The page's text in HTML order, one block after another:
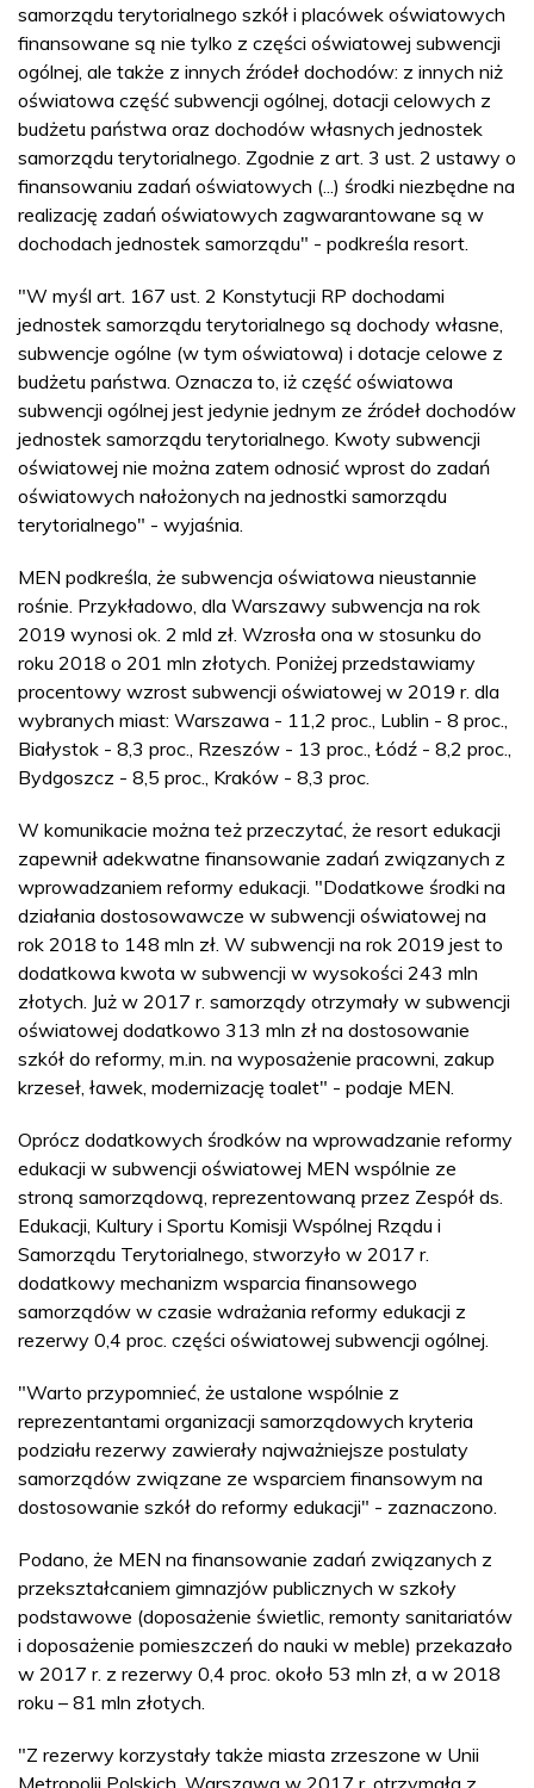
samorządu terytorialnego szkół i placówek oświatowych
finansowane są nie tylko z części oświatowej subwencji
ogólnej, ale także z innych źródeł dochodów: z innych niż
oświatowa część subwencji ogólnej, dotacji celowych z
budżetu państwa oraz dochodów własnych jednostek
samorządu terytorialnego. Zgodnie z art. 3 ust. 2 ustawy o
finansowaniu zadań oświatowych (...) środki niezbędne na
realizację zadań oświatowych zagwarantowane są w
dochodach jednostek samorządu" - podkreśla resort.
"W myśl art. 167 ust. 2 Konstytucji RP dochodami
jednostek samorządu terytorialnego są dochody własne,
subwencje ogólne (w tym oświatowa) i dotacje celowe z
budżetu państwa. Oznacza to, iż część oświatowa
subwencji ogólnej jest jedynie jednym ze źródeł dochodów
jednostek samorządu terytorialnego. Kwoty subwencji
oświatowej nie można zatem odnosić wprost do zadań
oświatowych nałożonych na jednostki samorządu
terytorialnego" - wyjaśnia.
MEN podkreśla, że subwencja oświatowa nieustannie
rośnie. Przykładowo, dla Warszawy subwencja na rok
2019 wynosi ok. 2 mld zł. Wzrosła ona w stosunku do
roku 2018 o 201 mln złotych. Poniżej przedstawiamy
procentowy wzrost subwencji oświatowej w 2019 r. dla
wybranych miast: Warszawa - 11,2 proc., Lublin - 8 proc.,
Białystok - 8,3 proc., Rzeszów - 13 proc., Łódź - 8,2 proc.,
Bydgoszcz - 8,5 proc., Kraków - 8,3 proc.
W komunikacie można też przeczytać, że resort edukacji
zapewnił adekwatne finansowanie zadań związanych z
wprowadzaniem reformy edukacji. "Dodatkowe środki na
działania dostosowawcze w subwencji oświatowej na
rok 2018 to 148 mln zł. W subwencji na rok 2019 jest to
dodatkowa kwota w subwencji w wysokości 243 mln
złotych. Już w 2017 r. samorządy otrzymały w subwencji
oświatowej dodatkowo 313 mln zł na dostosowanie
szkół do reformy, m.in. na wyposażenie pracowni, zakup
krzeseł, ławek, modernizację toalet" - podaje MEN.
Oprócz dodatkowych środków na wprowadzanie reformy
edukacji w subwencji oświatowej MEN wspólnie ze
stroną samorządową, reprezentowaną przez Zespół ds.
Edukacji, Kultury i Sportu Komisji Wspólnej Rządu i
Samorządu Terytorialnego, stworzyło w 2017 r.
dodatkowy mechanizm wsparcia finansowego
samorządów w czasie wdrażania reformy edukacji z
rezerwy 0,4 proc. części oświatowej subwencji ogólnej.
"Warto przypomnieć, że ustalone wspólnie z
reprezentantami organizacji samorządowych kryteria
podziału rezerwy zawierały najważniejsze postulaty
samorządów związane ze wsparciem finansowym na
dostosowanie szkół do reformy edukacji" - zaznaczono.
Podano, że MEN na finansowanie zadań związanych z
przekształcaniem gimnazjów publicznych w szkoły
podstawowe (doposażenie świetlic, remonty sanitariatów
i doposażenie pomieszczeń do nauki w meble) przekazało
w 2017 r. z rezerwy 0,4 proc. około 53 mln zł, a w 2018
roku – 81 mln złotych.
"Z rezerwy korzystały także miasta zrzeszone w Unii
Metropolii Polskich. Warszawa w 2017 r. otrzymała z